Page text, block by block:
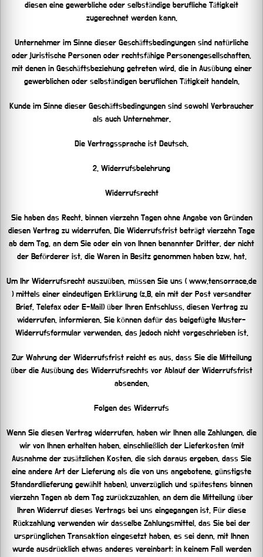
diesen eine gewerbliche oder selbständige berufliche Tätigkeit
zugerechnet werden kann.
Unternehmer im Sinne dieser Geschäftsbedingungen sind natürliche
oder juristische Personen oder rechtsfähige Personengesellschaften,
mit denen in Geschäftsbeziehung getreten wird, die in Ausübung einer
gewerblichen oder selbständigen beruflichen Tätigkeit handeln.
Kunde im Sinne dieser Geschäftsbedingungen sind sowohl Verbraucher
als auch Unternehmer.
Die Vertragssprache ist Deutsch.
2. Widerrufsbelehrung
Widerrufsrecht
Sie haben das Recht, binnen vierzehn Tagen ohne Angabe von Gründen
diesen Vertrag zu widerrufen. Die Widerrufsfrist beträgt vierzehn Tage
ab dem Tag, an dem Sie oder ein von Ihnen benannter Dritter, der nicht
der Beförderer ist, die Waren in Besitz genommen haben bzw. hat.
Um Ihr Widerrufsrecht auszuüben, müssen Sie uns ( www.tensorrace.de
) mittels einer eindeutigen Erklärung (z.B. ein mit der Post versandter
Brief, Telefax oder E-Mail) über Ihren Entschluss, diesen Vertrag zu
widerrufen, informieren. Sie können dafür das beigefügte Muster-
Widerrufsformular verwenden, das jedoch nicht vorgeschrieben ist.
Zur Wahrung der Widerrufsfrist reicht es aus, dass Sie die Mitteilung
über die Ausübung des Widerrufsrechts vor Ablauf der Widerrufsfrist
absenden.
Folgen des Widerrufs
Wenn Sie diesen Vertrag widerrufen, haben wir Ihnen alle Zahlungen, die
wir von Ihnen erhalten haben, einschließlich der Lieferkosten (mit
Ausnahme der zusätzlichen Kosten, die sich daraus ergeben, dass Sie
eine andere Art der Lieferung als die von uns angebotene, günstigste
Standardlieferung gewählt haben), unverzüglich und spätestens binnen
vierzehn Tagen ab dem Tag zurückzuzahlen, an dem die Mitteilung über
Ihren Widerruf dieses Vertrags bei uns eingegangen ist. Für diese
Rückzahlung verwenden wir dasselbe Zahlungsmittel, das Sie bei der
ursprünglichen Transaktion eingesetzt haben, es sei denn, mit Ihnen
wurde ausdrücklich etwas anderes vereinbart; in keinem Fall werden